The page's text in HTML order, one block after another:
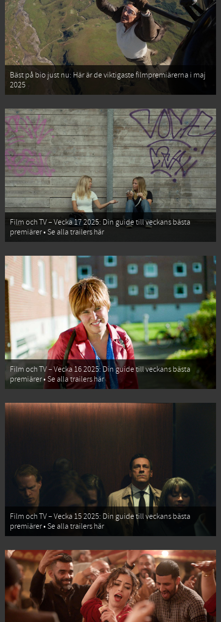
Bäst på bio just nu: Här är de viktigaste filmpremiärerna i maj
2025
Film och TV – Vecka 17 2025: Din guide till veckans bästa
premiärer • Se alla trailers här
Film och TV – Vecka 16 2025: Din guide till veckans bästa
premiärer • Se alla trailers här
Film och TV – Vecka 15 2025: Din guide till veckans bästa
premiärer • Se alla trailers här